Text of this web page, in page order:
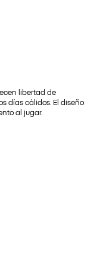
libertad de
días cálidos. El diseño
al jugar.